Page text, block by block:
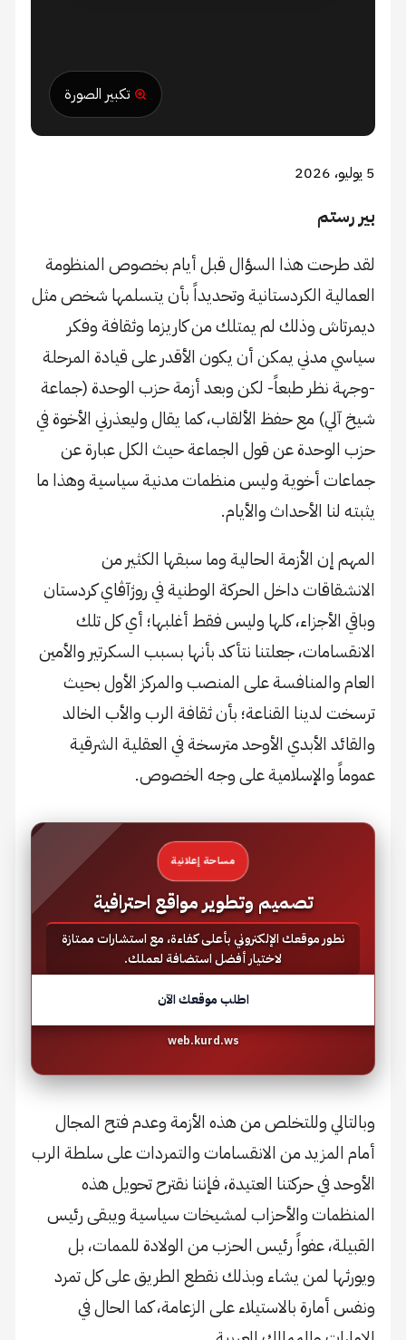
تكبير الصورة
5 يوليو، 2026
بير رستم
لقد طرحت هذا السؤال قبل أيام بخصوص المنظومة
العمالية الكردستانية وتحديداً بأن يتسلمها شخص مثل
ديمرتاش وذلك لم يمتلك من كاريزما وثقافة وفكر
سياسي مدني يمكن أن يكون الأقدر على قيادة المرحلة
-وجهة نظر طبعاً- لكن وبعد أزمة حزب الوحدة (جماعة
شيخ آلي) مع حفظ الألقاب، كما يقال وليعذرني الأخوة في
حزب الوحدة عن قول الجماعة حيث الكل عبارة عن
جماعات أخوية وليس منظمات مدنية سياسية وهذا ما
يثبته لنا الأحداث والأيام.
المهم إن الأزمة الحالية وما سبقها الكثير من
الانشقاقات داخل الحركة الوطنية في روژآڤاي كردستان
وباقي الأجزاء، كلها وليس فقط أغلبها؛ أي كل تلك
الانقسامات، جعلتنا نتأكد بأنها بسبب السكرتير والأمين
العام والمنافسة على المنصب والمركز الأول بحيث
ترسخت لدينا القناعة؛ بأن ثقافة الرب والأب الخالد
والقائد الأبدي الأوحد مترسخة في العقلية الشرقية
عموماً والإسلامية على وجه الخصوص.
مساحة إعلانية
تصميم وتطوير مواقع احترافية
نطور موقعك الإلكتروني بأعلى كفاءة، مع استشارات ممتازة
لاختيار أفضل استضافة لعملك.
اطلب موقعك الآن
web.kurd.ws
وبالتالي وللتخلص من هذه الأزمة وعدم فتح المجال
أمام المزيد من الانقسامات والتمردات على سلطة الرب
الأوحد في حركتنا العتيدة، فإننا نقترح تحويل هذه
المنظمات والأحزاب لمشيخات سياسية ويبقى رئيس
القبيلة، عفواً رئيس الحزب من الولادة للممات، بل
ويورثها لمن يشاء وبذلك نقطع الطريق على كل تمرد
ونفس أمارة بالاستيلاء على الزعامة، كما الحال في